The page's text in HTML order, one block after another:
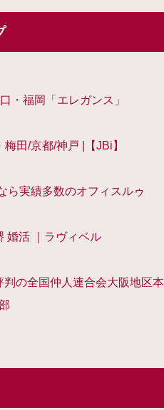
・福岡「エレガンス」
田/京都/神戸 |【JBi】
ら実績多数のオフィスルゥ
婚活 ｜ラヴィベル
の全国仲人連合会大阪地区本